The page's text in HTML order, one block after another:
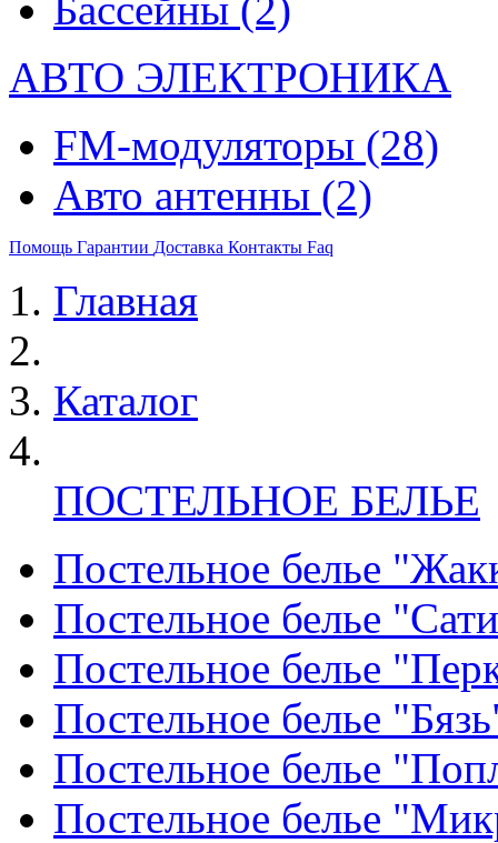
АВТО ЭЛЕКТРОНИКА
FM-модуляторы (28)
Авто антенны (2)
Помощь Гарантии Доставка Контакты Faq
Главная
Каталог
ПОСТЕЛЬНОЕ БЕЛЬЕ
Постельное белье
Постельное белье
Постельное белье
Постельное белье
Постельное белье
Постельное белье